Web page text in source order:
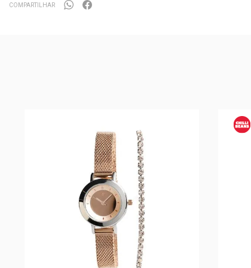
COMPARTILHAR